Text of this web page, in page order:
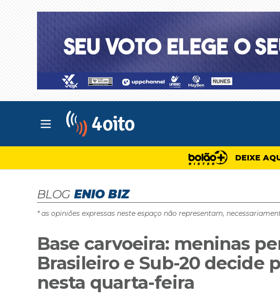
Abrir menu principal
DEIXE
BLOG ENIO BIZ
* as opiniões expressas neste espaço não representam,
Base carvoeira: meninas
Brasileiro e Sub-20 decide
nesta quarta-feira